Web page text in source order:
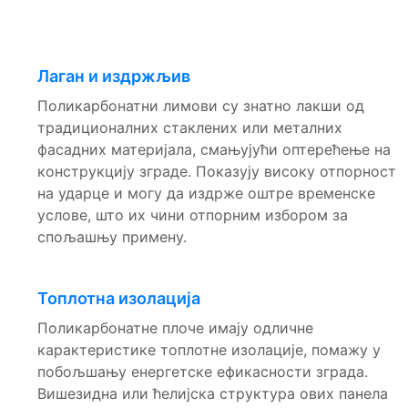
Лаган и издржљив
Поликарбонатни лимови су знатно лакши од
традиционалних стаклених или металних
фасадних материјала, смањујући оптерећење на
конструкцију зграде. Показују високу отпорност
на ударце и могу да издрже оштре временске
услове, што их чини отпорним избором за
спољашњу примену.
Топлотна изолација
Поликарбонатне плоче имају одличне
карактеристике топлотне изолације, помажу у
побољшању енергетске ефикасности зграда.
Вишезидна или ћелијска структура ових панела